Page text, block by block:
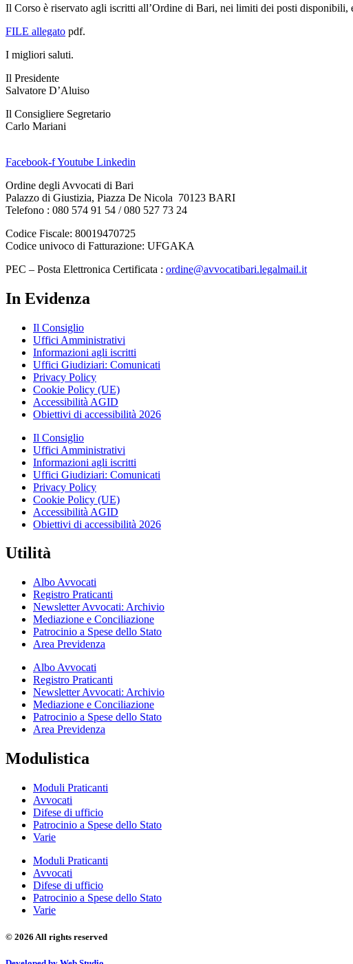
Il Corso è riservato agli iscritti all’Ordine di Bari, nei limiti dei posti disponibili,
FILE allegato pdf.
I migliori saluti.
Il Presidente
Salvatore D’Aluiso
Il Consigliere Segretario
Carlo Mariani
Facebook-fYoutube Linkedin
Ordine degli Avvocati di Bari
Palazzo di Giustizia, Piazza De Nicola 70123 BARI
Telefono : 080 574 91 54 / 080 527 73 24
Codice Fiscale: 80019470725
Codice univoco di Fatturazione: UFGAKA
PEC – Posta Elettronica Certificata : ordine@avvocatibari.legalmail.it
In Evidenza
Il Consiglio
Uffici Amministrativi
Informazioni agli iscritti
Uffici Giudiziari: Comunicati
Privacy Policy
Cookie Policy (UE)
Accessibilità AGID
Obiettivi di accessibilità 2026
Il Consiglio
Uffici Amministrativi
Informazioni agli iscritti
Uffici Giudiziari: Comunicati
Privacy Policy
Cookie Policy (UE)
Accessibilità AGID
Obiettivi di accessibilità 2026
Utilità
Albo Avvocati
Registro Praticanti
Newsletter Avvocati: Archivio
Mediazione e Conciliazione
Patrocinio a Spese dello Stato
Area Previdenza
Albo Avvocati
Registro Praticanti
Newsletter Avvocati: Archivio
Mediazione e Conciliazione
Patrocinio a Spese dello Stato
Area Previdenza
Modulistica
Moduli Praticanti
Avvocati
Difese di ufficio
Patrocinio a Spese dello Stato
Varie
Moduli Praticanti
Avvocati
Difese di ufficio
Patrocinio a Spese dello Stato
Varie
© 2026 All rights reserved